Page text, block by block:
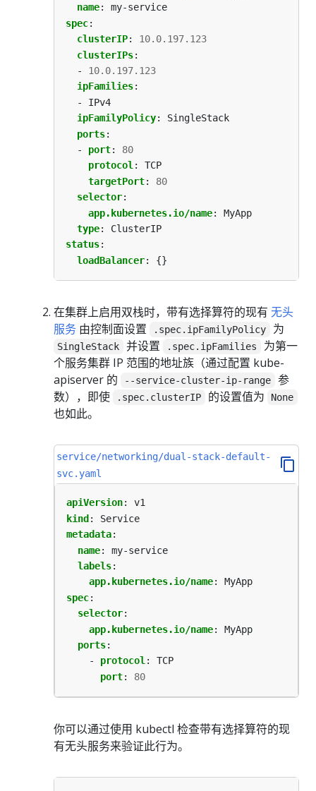
name:
my-service
spec:
clusterIP:
10.0.197.123
clusterIPs:
- 10.0.197.123
ipFamilies:
- IPv4
ipFamilyPolicy:
SingleStack
ports:
- port:
80
protocol:
TCP
targetPort:
80
selector:
app.kubernetes.io/name:
MyApp
type:
ClusterIP
status:
loadBalancer: {}
在集群上启用双栈时，带有选择算符的现有 无头
服务 由控制面设置 .spec.ipFamilyPolicy 为
SingleStack 并设置 .spec.ipFamilies
为第一
个服务集群 IP 范围的地址族（通过配置 kube-
apiserver 的
--service-cluster-ip-range
参
数），即使
.spec.clusterIP 的设置值为 None
也如此。
service/networking/dual-stack-default-
svc.yaml
apiVersion:
v1
kind :
Service
metadata:
name:
my-service
labels:
app.kubernetes.io/name:
MyApp
spec:
selector:
app.kubernetes.io/name:
MyApp
ports:
- protocol:
TCP
port: 80
你可以通过使用 kubectl 检查带有选择算符的现
有无头服务来验证此行为。